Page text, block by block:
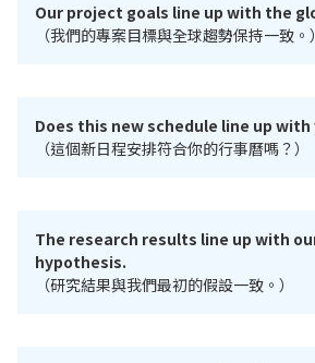
Our project goals line up with the
（我們的專案目標與全球趨勢保持一致。）
Does this new schedule line up with
（這個新日程安排符合你的行事曆嗎？）
The research results line up with
hypothesis.
（研究結果與我們最初的假設一致。）